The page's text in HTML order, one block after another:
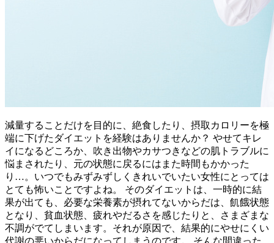
減量することだけを目的に、絶食したり、摂取カロリーを極
端に下げたダイエットを経験はありませんか？ やせてキレ
イになるどころか、吹き出物やカサつきなどの肌トラブルに
悩まされたり、元の状態に戻るにはまた時間もかかった
り…。いつでもみずみずしくきれいでいたい女性にとっては
とても怖いことですよね。 そのダイエットは、一時的に結
果が出ても、必要な栄養素が摂れてないからだは、飢餓状態
となり、貧血状態、疲れやだるさを感じたりと、さまざまな
不調がでてしまいます。それが原因で、結果的にやせにくい